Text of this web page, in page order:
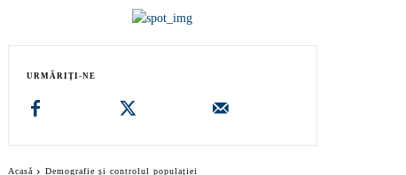
URMĂRIȚI-NE
Acasă Demografie și controlul populației